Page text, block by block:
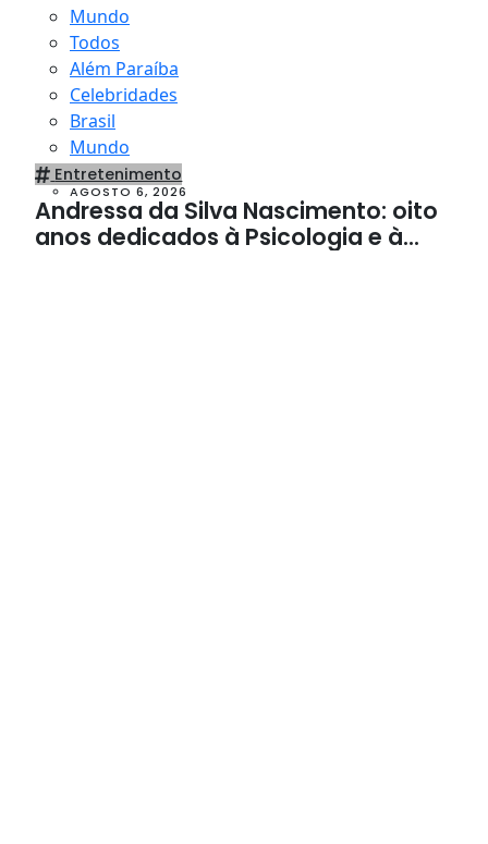
Mundo
Todos
Além Paraíba
Celebridades
Brasil
Mundo
Entretenimento
AGOSTO 6, 2026
Andressa da Silva Nascimento: oito
anos dedicados à Psicologia e à